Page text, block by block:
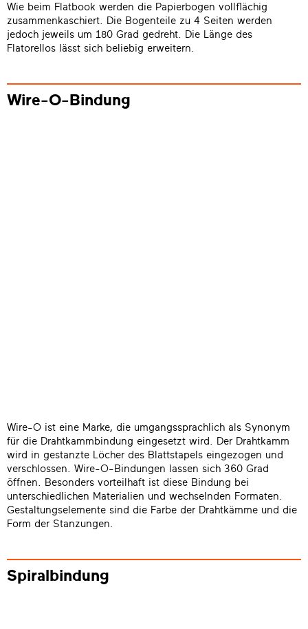
Wie beim Flatbook werden die Papierbogen vollflächig
zusammenkaschiert. Die Bogenteile zu 4 Seiten werden
jedoch jeweils um 180 Grad gedreht. Die Länge des
Flatorellos lässt sich beliebig erweitern.
Wire-O-Bindung
Wire-O ist eine Marke, die umgangssprachlich als Synonym
für die Drahtkammbindung eingesetzt wird. Der Drahtkamm
wird in gestanzte Löcher des Blattstapels eingezogen und
verschlossen. Wire-O-Bindungen lassen sich 360 Grad
öffnen. Besonders vorteilhaft ist diese Bindung bei
unterschiedlichen Materialien und wechselnden Formaten.
Gestaltungselemente sind die Farbe der Drahtkämme und die
Form der Stanzungen.
Spiralbindung